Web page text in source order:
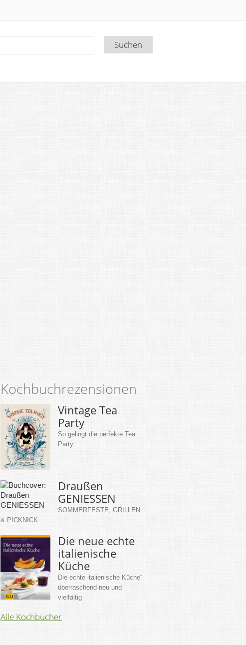
Kochbuchrezensionen
Vintage Tea
Party
So gelingt die perfekte Tea
Party
Draußen
GENIESSEN
SOMMERFESTE, GRILLEN
& PICKNICK
Die neue echte
italienische
Küche
Die echte italienische Küche“
überraschend neu und
vielfältig
Alle Kochbücher